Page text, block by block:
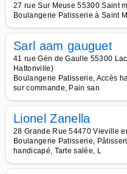
27 rue Sur Meuse 55300 Saint
Boulangerie Patisserie à Saint
Sarl aam gauguet
41 rue Gén de Gaulle 55300
Hattonville)
Boulangerie Patisserie, Accès
sur commande, Pain san
Lionel Zanella
28 Grande Rue 54470 Vieville
Boulangerie Patisserie,
handicapé, Tarte salée, L